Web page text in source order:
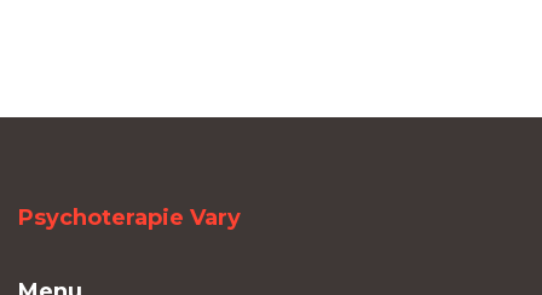
Psychoterapie Vary